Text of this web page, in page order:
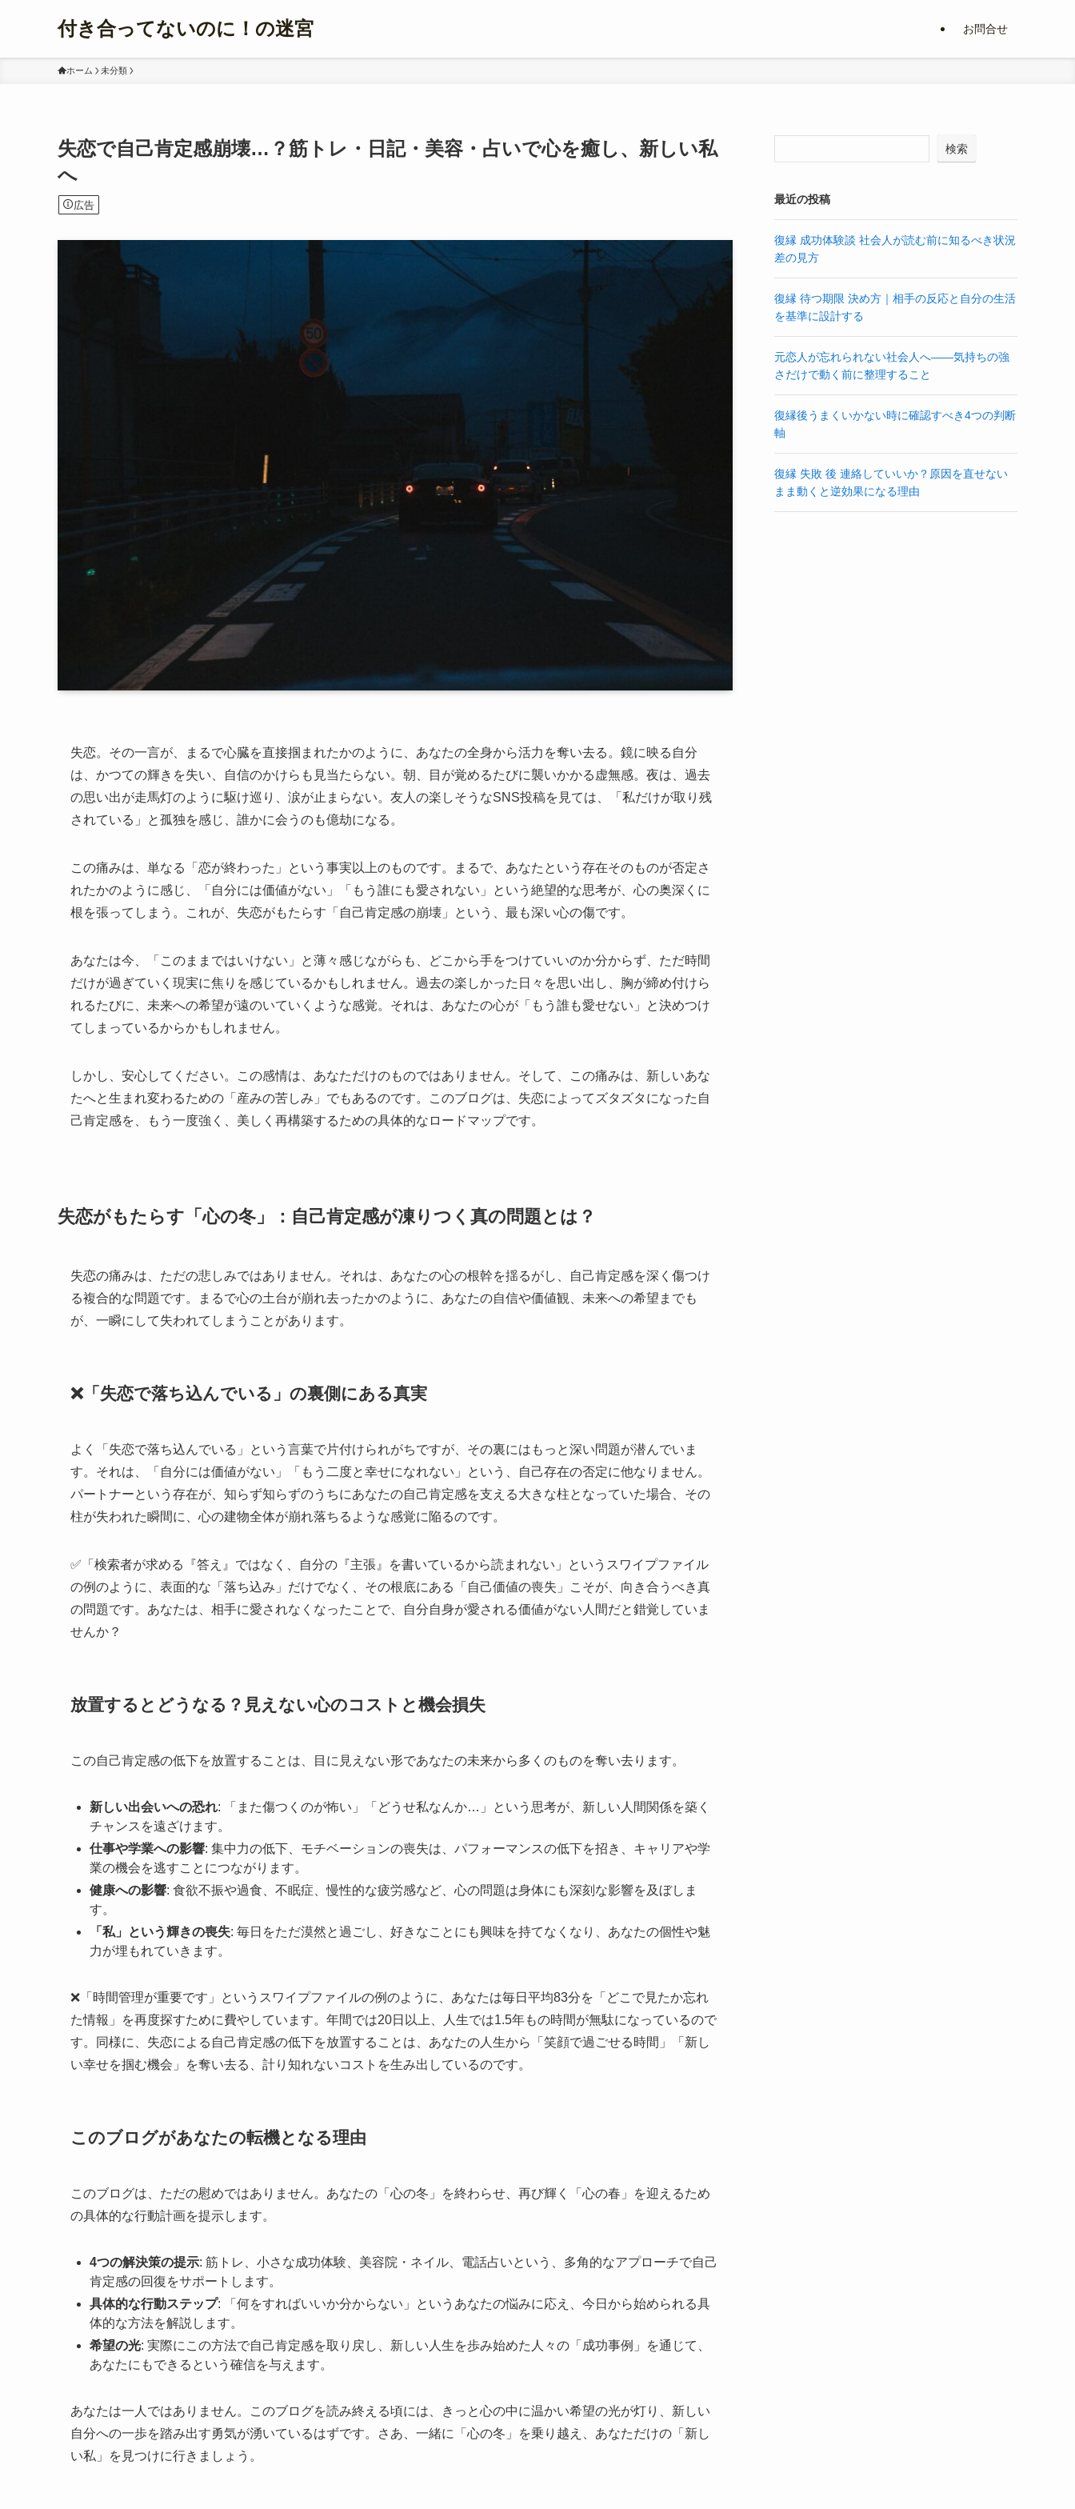
付き合ってないのに！の迷宮 お問合せ
ホーム 未分類
失恋で自己肯定感崩壊…？筋トレ・日記・美容・占いで心を癒し、新しい私
へ
広告
失恋。その一言が、まるで心臓を直接掴まれたかのように、あなたの全身から活力を奪い去る。鏡に映る自分
は、かつての輝きを失い、自信のかけらも見当たらない。朝、目が覚めるたびに襲いかかる虚無感。夜は、過去
の思い出が走馬灯のように駆け巡り、涙が止まらない。友人の楽しそうなSNS投稿を見ては、「私だけが取り残
されている」と孤独を感じ、誰かに会うのも億劫になる。
この痛みは、単なる「恋が終わった」という事実以上のものです。まるで、あなたという存在そのものが否定さ
れたかのように感じ、「自分には価値がない」「もう誰にも愛されない」という絶望的な思考が、心の奥深くに
根を張ってしまう。これが、失恋がもたらす「自己肯定感の崩壊」という、最も深い心の傷です。
あなたは今、「このままではいけない」と薄々感じながらも、どこから手をつけていいのか分からず、ただ時間
だけが過ぎていく現実に焦りを感じているかもしれません。過去の楽しかった日々を思い出し、胸が締め付けら
れるたびに、未来への希望が遠のいていくような感覚。それは、あなたの心が「もう誰も愛せない」と決めつけ
てしまっているからかもしれません。
しかし、安心してください。この感情は、あなただけのものではありません。そして、この痛みは、新しいあな
たへと生まれ変わるための「産みの苦しみ」でもあるのです。このブログは、失恋によってズタズタになった自
己肯定感を、もう一度強く、美しく再構築するための具体的なロードマップです。
失恋がもたらす「心の冬」：自己肯定感が凍りつく真の問題とは？
失恋の痛みは、ただの悲しみではありません。それは、あなたの心の根幹を揺るがし、自己肯定感を深く傷つけ
る複合的な問題です。まるで心の土台が崩れ去ったかのように、あなたの自信や価値観、未来への希望までも
が、一瞬にして失われてしまうことがあります。
❌「失恋で落ち込んでいる」の裏側にある真実
よく「失恋で落ち込んでいる」という言葉で片付けられがちですが、その裏にはもっと深い問題が潜んでいま
す。それは、「自分には価値がない」「もう二度と幸せになれない」という、自己存在の否定に他なりません。
パートナーという存在が、知らず知らずのうちにあなたの自己肯定感を支える大きな柱となっていた場合、その
柱が失われた瞬間に、心の建物全体が崩れ落ちるような感覚に陥るのです。
✅「検索者が求める『答え』ではなく、自分の『主張』を書いているから読まれない」というスワイプファイル
の例のように、表面的な「落ち込み」だけでなく、その根底にある「自己価値の喪失」こそが、向き合うべき真
の問題です。あなたは、相手に愛されなくなったことで、自分自身が愛される価値がない人間だと錯覚していま
せんか？
放置するとどうなる？見えない心のコストと機会損失
この自己肯定感の低下を放置することは、目に見えない形であなたの未来から多くのものを奪い去ります。
新しい出会いへの恐れ: 「また傷つくのが怖い」「どうせ私なんか…」という思考が、新しい人間関係を築く
チャンスを遠ざけます。
仕事や学業への影響: 集中力の低下、モチベーションの喪失は、パフォーマンスの低下を招き、キャリアや学
業の機会を逃すことにつながります。
健康への影響: 食欲不振や過食、不眠症、慢性的な疲労感など、心の問題は身体にも深刻な影響を及ぼしま
す。
「私」という輝きの喪失: 毎日をただ漠然と過ごし、好きなことにも興味を持てなくなり、あなたの個性や魅
力が埋もれていきます。
❌「時間管理が重要です」というスワイプファイルの例のように、あなたは毎日平均83分を「どこで見たか忘れ
た情報」を再度探すために費やしています。年間では20日以上、人生では1.5年もの時間が無駄になっているので
す。同様に、失恋による自己肯定感の低下を放置することは、あなたの人生から「笑顔で過ごせる時間」「新し
い幸せを掴む機会」を奪い去る、計り知れないコストを生み出しているのです。
このブログがあなたの転機となる理由
このブログは、ただの慰めではありません。あなたの「心の冬」を終わらせ、再び輝く「心の春」を迎えるため
の具体的な行動計画を提示します。
4つの解決策の提示: 筋トレ、小さな成功体験、美容院・ネイル、電話占いという、多角的なアプローチで自己
肯定感の回復をサポートします。
具体的な行動ステップ: 「何をすればいいか分からない」というあなたの悩みに応え、今日から始められる具
体的な方法を解説します。
希望の光: 実際にこの方法で自己肯定感を取り戻し、新しい人生を歩み始めた人々の「成功事例」を通じて、
あなたにもできるという確信を与えます。
あなたは一人ではありません。このブログを読み終える頃には、きっと心の中に温かい希望の光が灯り、新しい
自分への一歩を踏み出す勇気が湧いているはずです。さあ、一緒に「心の冬」を乗り越え、あなただけの「新し
い私」を見つけに行きましょう。
検索
最近の投稿
復縁 成功体験談 社会人が読む前に知るべき状況
差の見方
復縁 待つ期限 決め方｜相手の反応と自分の生活
を基準に設計する
元恋人が忘れられない社会人へ――気持ちの強
さだけで動く前に整理すること
復縁後うまくいかない時に確認すべき4つの判断
軸
復縁 失敗 後 連絡していいか？原因を直せない
まま動くと逆効果になる理由